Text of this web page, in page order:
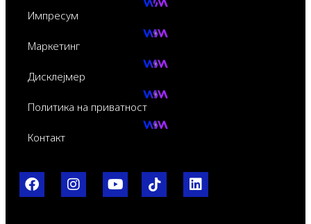
Импресум
Маркетинг
Дисклејмер
Политика на приватност
Контакт
F
a
I
n
Y
o
I
c
L
i